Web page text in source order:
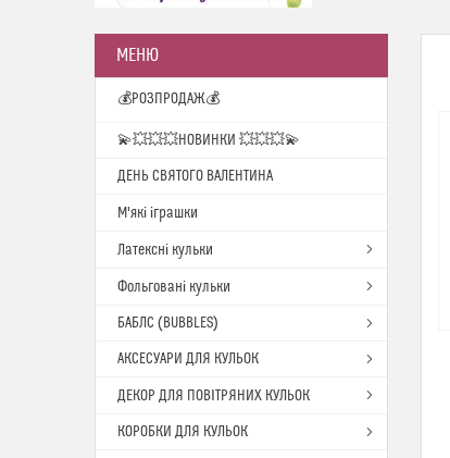
💰РОЗПРОДАЖ💰
💫💥💥💥НОВИНКИ 💥💥💥💫
ДЕНЬ СВЯТОГО ВАЛЕНТИНА
М'які іграшки
Латексні кульки
Фольговані кульки
БАБЛС (BUBBLES)
АКСЕСУАРИ ДЛЯ КУЛЬОК
ДЕКОР ДЛЯ ПОВІТРЯНИХ КУЛЬОК
КОРОБКИ ДЛЯ КУЛЬОК